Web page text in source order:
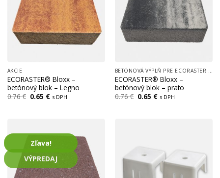
AKCIE
ECORASTER® Bloxx –
betónový blok – Legno
0.76€ Pôvodná
cena
0.65 €Aktuálna
cena
s DPH
BETÓNOVÁ VÝPLŇ PRE ECORASTER BLOXX
ECORASTER® Bloxx –
betónový blok – prato
0.76€ Pôvodná
cena
0.65 €Aktuálna
cena
s DPH
Zľava!
VÝPREDAJ